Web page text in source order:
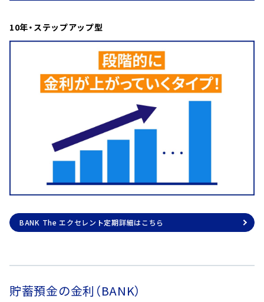
10年・ステップアップ型
BANK The エクセレント定期詳細はこちら
貯蓄預金の金利（BANK）